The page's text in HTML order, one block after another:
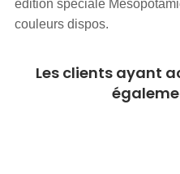
édition spéciale
couleurs dispos.
Les clients ayant